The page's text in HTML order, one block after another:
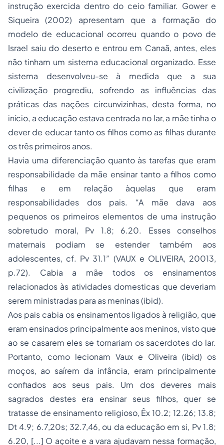
instrução exercida dentro do ceio familiar. Gower e
Siqueira (2002) apresentam que a formação do
modelo de educacional ocorreu quando o povo de
Israel saiu do deserto e entrou em Canaã, antes, eles
não tinham um sistema educacional organizado. Esse
sistema desenvolveu-se à medida que a sua
civilização progrediu, sofrendo as influências das
práticas das nações circunvizinhas, desta forma, no
início, a educação estava centrada no lar, a mãe tinha o
dever de educar tanto os filhos como as filhas durante
os três primeiros anos.
Havia uma diferenciação quanto às tarefas que eram
responsabilidade da mãe ensinar tanto a filhos como
filhas e em relação àquelas que eram
responsabilidades dos pais. “A mãe dava aos
pequenos os primeiros elementos de uma instrução
sobretudo moral, Pv 1.8; 6.20. Esses conselhos
maternais podiam se estender também aos
adolescentes, cf. Pv 31.1” (VAUX e OLIVEIRA, 20013,
p.72). Cabia a mãe todos os ensinamentos
relacionados às atividades domesticas que deveriam
serem ministradas para as meninas (ibid).
Aos pais cabia os ensinamentos ligados à religião, que
eram ensinados principalmente aos meninos, visto que
ao se casarem eles se tornariam os sacerdotes do lar.
Portanto, como lecionam Vaux e Oliveira (ibid) os
moços, ao saírem da infância, eram principalmente
confiados aos seus pais. Um dos deveres mais
sagrados destes era ensinar seus filhos, quer se
tratasse de ensinamento religioso, Êx 10.2; 12.26; 13.8;
Dt 4.9; 6.7,20s; 32.7,46, ou da educação em si, Pv 1.8;
6.20, [...] O açoite e a vara ajudavam nessa formação,